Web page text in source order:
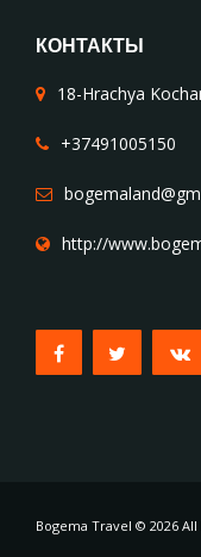
КОНТАКТЫ
18-Hrachya
+37491005150
http://
Bogema Travel © 2026